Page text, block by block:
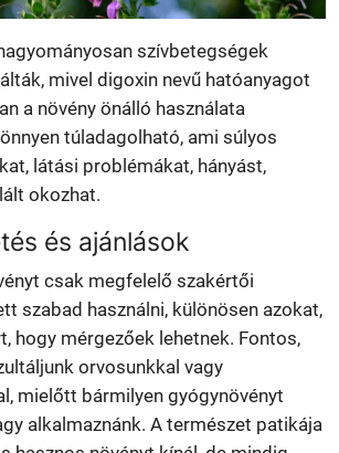
szívbetegségek
mivel digoxin nevű hatóanyagot
a növény önálló használata
túladagolható, ami súlyos
látási problémákat, hányást,
okozhat.
és ajánlások
csak megfelelő szakértői
szabad használni, különösen azokat,
hogy mérgezőek lehetnek. Fontos,
orvosunkkal vagy
mielőtt bármilyen gyógynövényt
alkalmaznánk. A természet patikája